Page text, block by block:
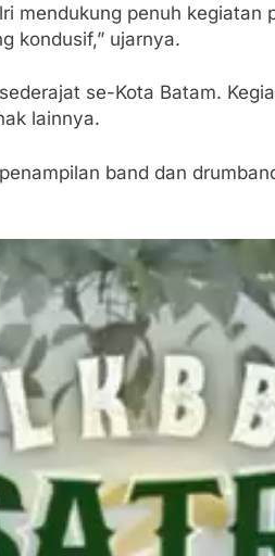
mendukung penuh
kondusif,” ujarnya.
se-Kota Batam.
lainnya.
band dan